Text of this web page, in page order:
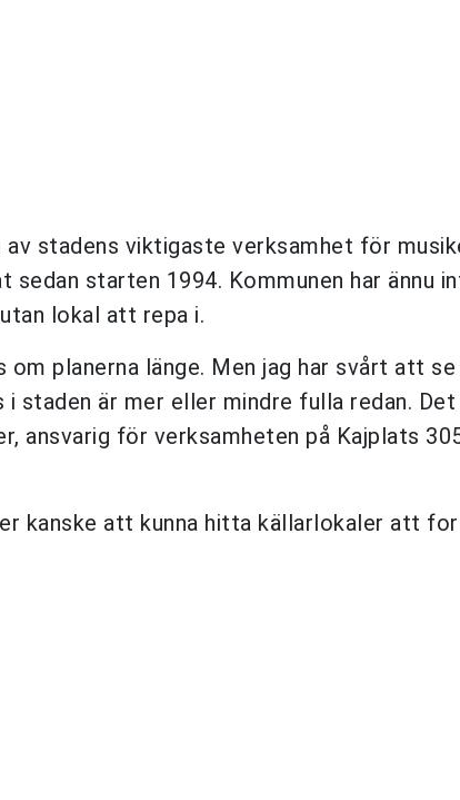
stadens viktigaste verksamhet för
sedan starten 1994. Kommunen har ännu
lokal att repa i.
planerna länge. Men jag har svårt att
staden är mer eller mindre fulla redan.
ansvarig för verksamheten på Kajplats
kanske att kunna hitta källarlokaler att